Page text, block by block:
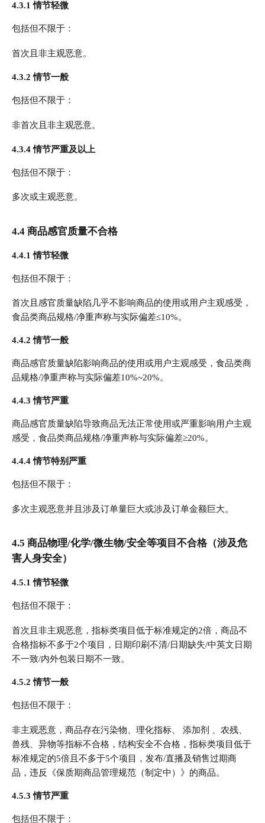
4.3.1 情节轻微
包括但不限于：
首次且非主观恶意。
4.3.2 情节一般
包括但不限于：
非首次且非主观恶意。
4.3.4 情节严重及以上
包括但不限于：
多次或主观恶意。
4.4 商品感官质量不合格
4.4.1 情节轻微
包括但不限于：
首次且感官质量缺陷几乎不影响商品的使用或用户主观感受，
食品类商品规格/净重声称与实际偏差≤10%。
4.4.2 情节一般
商品感官质量缺陷影响商品的使用或用户主观感受，食品类商
品规格/净重声称与实际偏差10%~20%。
4.4.3 情节严重
商品感官质量缺陷导致商品无法正常使用或严重影响用户主观
感受，食品类商品规格/净重声称与实际偏差≥20%。
4.4.4 情节特别严重
包括但不限于：
多次主观恶意并且涉及订单量巨大或涉及订单金额巨大。
4.5 商品物理/化学/微生物/安全等项目不合格（涉及危
害人身安全）
4.5.1 情节轻微
包括但不限于：
首次且非主观恶意，指标类项目低于标准规定的2倍，商品不
合格指标不多于2个项目，日期印刷不清/日期缺失/中英文日期
不一致/内外包装日期不一致。
4.5.2 情节一般
包括但不限于：
非主观恶意，商品存在污染物、理化指标、 添加剂 、农残、
兽残、异物等指标不合格，结构安全不合格，指标类项目低于
标准规定的5倍且不多于5个项目，发布/直播及销售过期商
品，违反《保质期商品管理规范（制定中）》的商品。
4.5.3 情节严重
包括但不限于：